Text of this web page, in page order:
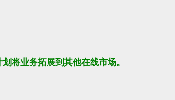
将业务拓展到其他在线市场。